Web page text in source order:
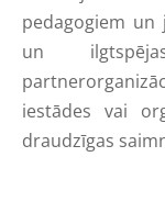
pedagogiem un
un
iestādes vai
draudzīgas